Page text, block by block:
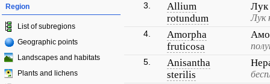
Region
List of subregions
Geographic points
Landscapes and habitats
Plants and lichens
3.
Allium
rotundum
Лук
Лук
4.
Amorpha
fruticosa
5.
Anisantha
sterilis